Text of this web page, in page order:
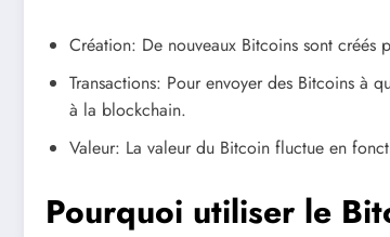
Création: De nouveaux Bitcoins sont créés
Transactions: Pour envoyer des Bitcoins à
à la blockchain.
Valeur: La valeur du Bitcoin fluctue en
Pourquoi utiliser le